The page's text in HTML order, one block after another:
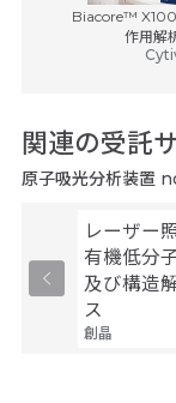
Biacore™
作用解
関連の受託
原子吸光分析装置
レーザー
有機低分
及び構造
ス
創晶